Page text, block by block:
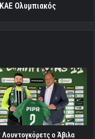
Ολυμπιακός
Λουντογκόρετς ο Άβιλα